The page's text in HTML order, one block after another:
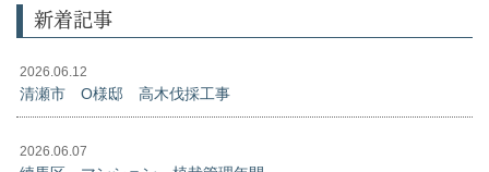
新着記事
2026.06.12
清瀬市 O様邸 高木伐採工事
2026.06.07